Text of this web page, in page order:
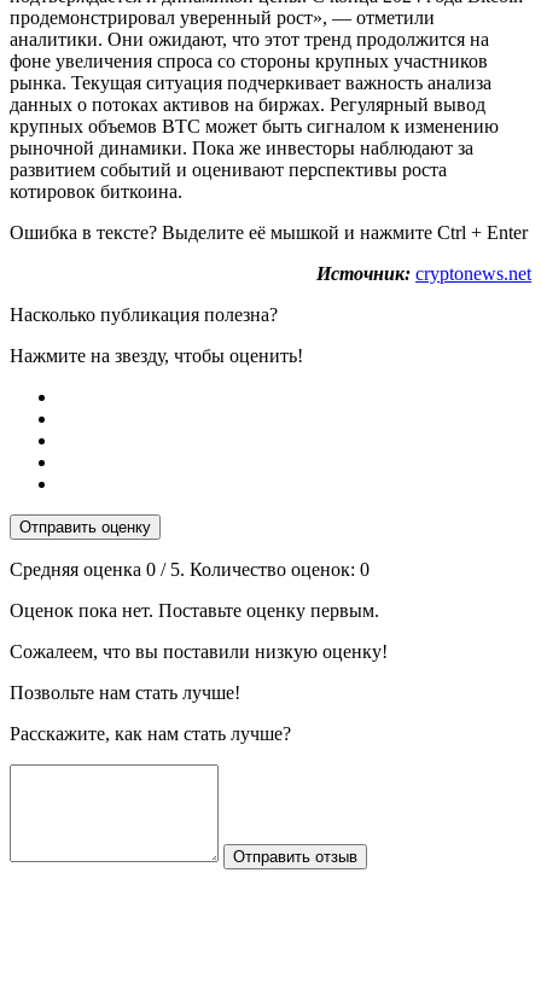
продемонстрировал уверенный рост», — отметили
аналитики. Они ожидают, что этот тренд продолжится на
фоне увеличения спроса со стороны крупных участников
рынка. Текущая ситуация подчеркивает важность анализа
данных о потоках активов на биржах. Регулярный вывод
крупных объемов BTC может быть сигналом к изменению
рыночной динамики. Пока же инвесторы наблюдают за
развитием событий и оценивают перспективы роста
котировок биткоина.
Ошибка в тексте? Выделите её мышкой и нажмите Ctrl + Enter
Источник: cryptonews.net
Насколько публикация полезна?
Нажмите на звезду, чтобы оценить!
Отправить оценку
Средняя оценка 0 / 5. Количество оценок: 0
Оценок пока нет. Поставьте оценку первым.
Сожалеем, что вы поставили низкую оценку!
Позвольте нам стать лучше!
Расскажите, как нам стать лучше?
Отправить отзыв